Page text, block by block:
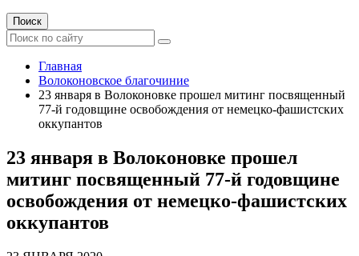
Поиск
Главная
Волоконовское благочиние
23 января в Волоконовке прошел митинг посвященный
77-й годовщине освобождения от немецко-фашистских
оккупантов
23 января в Волоконовке прошел
митинг посвященный 77-й годовщине
освобождения от немецко-фашистских
оккупантов